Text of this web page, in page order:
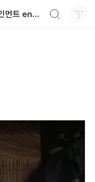
와일드진생WG엔터테인먼트 entertainment